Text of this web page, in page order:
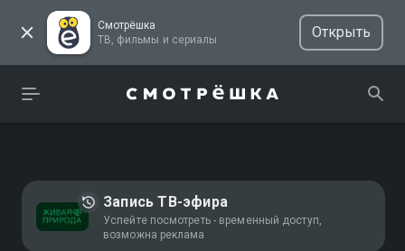
Смотрёшка
ТВ, фильмы и сериалы
Открыть
Запись ТВ-эфира
Успейте посмотреть - временный доступ,
возможна реклама